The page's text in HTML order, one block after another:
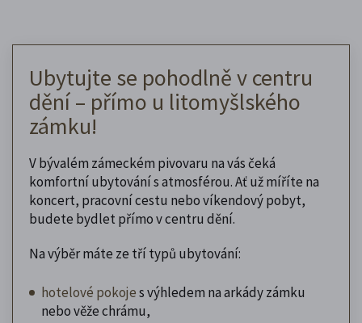
Ubytujte se pohodlně v centru
dění – přímo u litomyšlského
zámku!
V bývalém zámeckém pivovaru na vás čeká
komfortní ubytování s atmosférou. Ať už míříte na
koncert, pracovní cestu nebo víkendový pobyt,
budete bydlet přímo v centru dění.
Na výběr máte ze tří typů ubytování:
hotelové pokojes výhledem na arkády zámku
nebo věže chrámu,